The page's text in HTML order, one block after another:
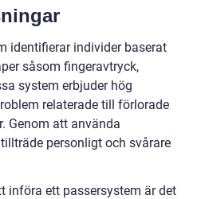
identifierar individer baserat
såsom fingeravtryck,
system erbjuder hög
relaterade till förlorade
Genom att använda
personligt och svårare
införa ett passersystem är det